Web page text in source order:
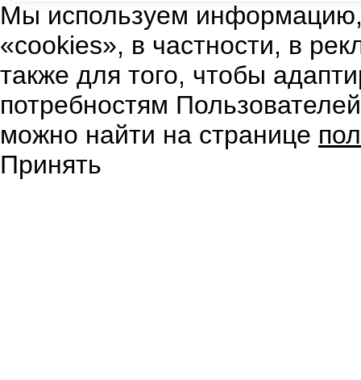
Мы используем
«cookies», в частности, в
также для того, чтобы
потребностям
можно найти на странице
Принять